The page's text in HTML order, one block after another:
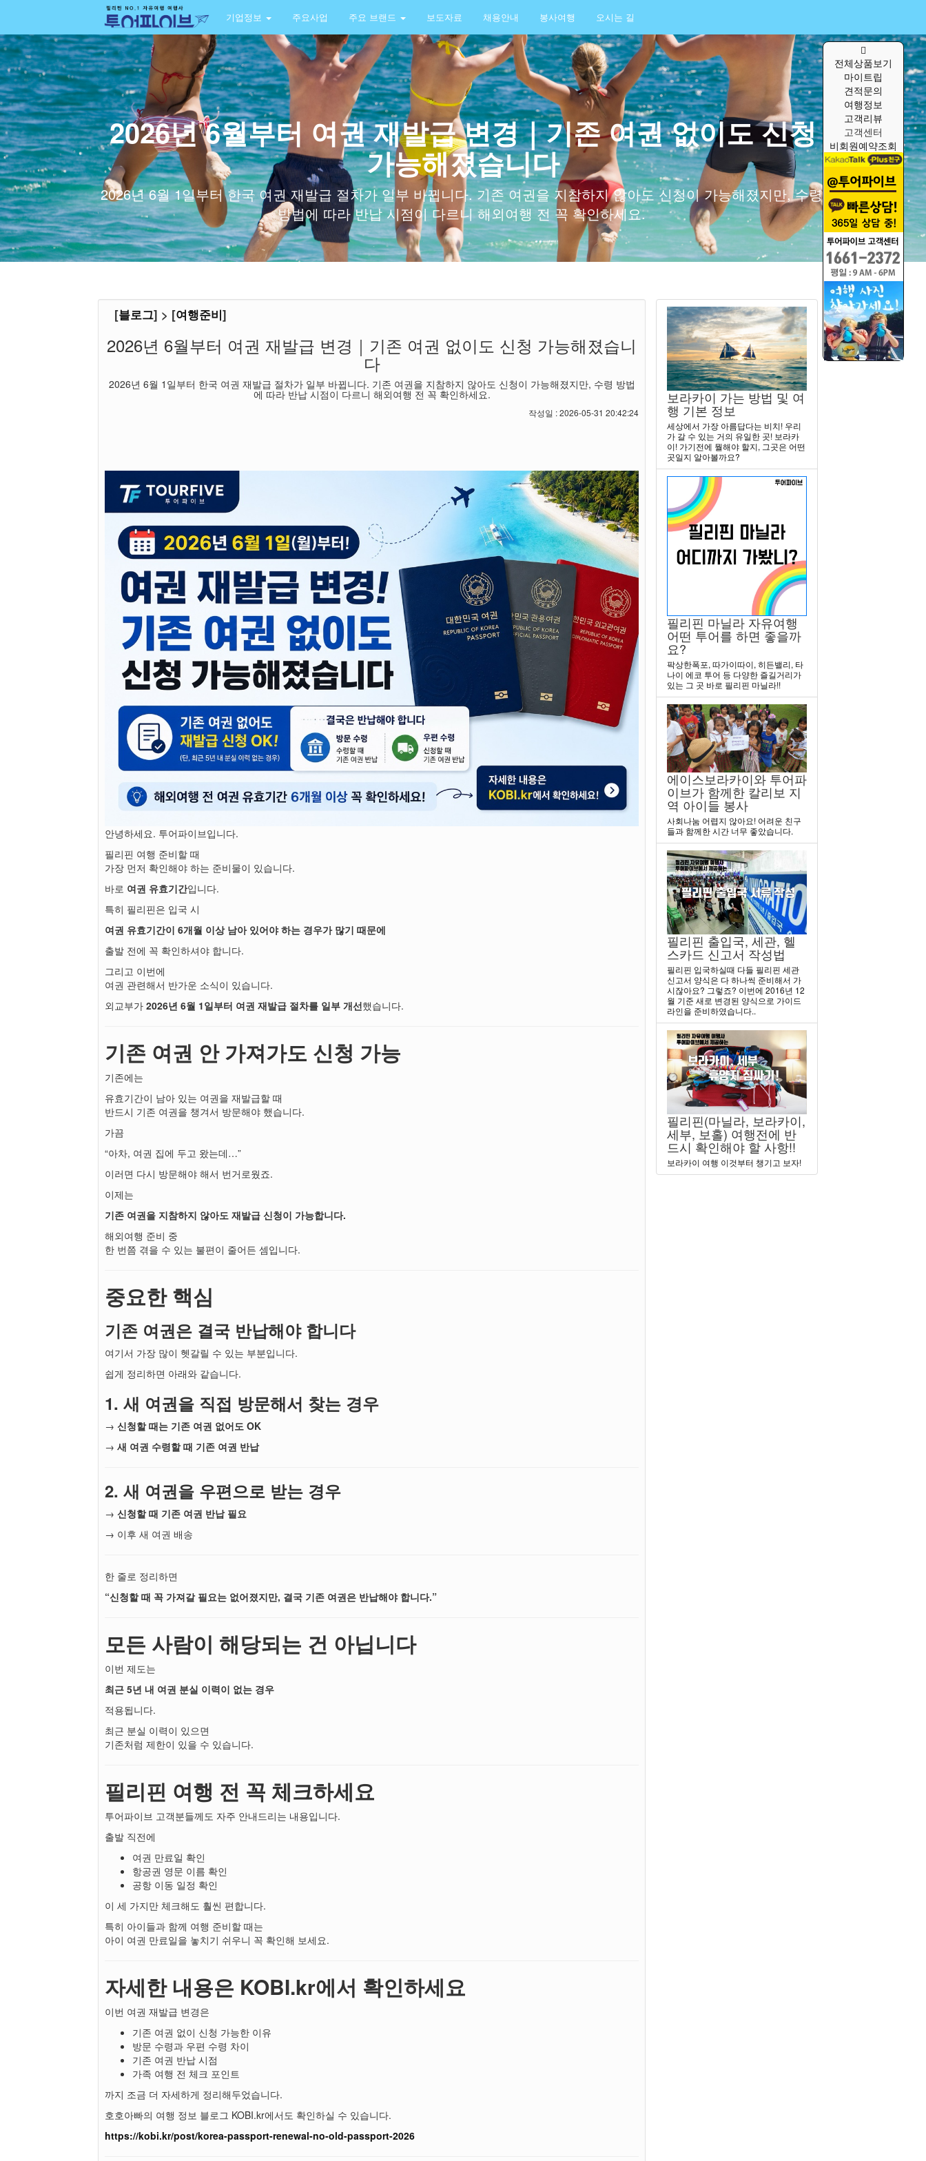
기업정보 주요사업 주요 브랜드 보도자료 채용안내 봉사여행 오시는 길
2026년 6월부터 여권 재발급 변경｜기존 여권 없이도 신청
가능해졌습니다
2026년 6월 1일부터 한국 여권 재발급 절차가 일부 바뀝니다. 기존 여권을 지참하지 않아도 신청이 가능해졌지만, 수령
방법에 따라 반납 시점이 다르니 해외여행 전 꼭 확인하세요.
[블로그] > [여행준비]
2026년 6월부터 여권 재발급 변경｜기존 여권 없이도 신청 가능해졌습니
다
2026년 6월 1일부터 한국 여권 재발급 절차가 일부 바뀝니다. 기존 여권을 지참하지 않아도 신청이 가능해졌지만, 수령 방법
에 따라 반납 시점이 다르니 해외여행 전 꼭 확인하세요.
작성일 : 2026-05-31 20:42:24
안녕하세요. 투어파이브입니다.
필리핀 여행 준비할 때
가장 먼저 확인해야 하는 준비물이 있습니다.
바로 여권 유효기간입니다.
특히 필리핀은 입국 시
여권 유효기간이 6개월 이상 남아 있어야 하는 경우가 많기 때문에
출발 전에 꼭 확인하셔야 합니다.
그리고 이번에
여권 관련해서 반가운 소식이 있습니다.
외교부가 2026년 6월 1일부터 여권 재발급 절차를 일부 개선했습니다.
기존 여권 안 가져가도 신청 가능
기존에는
유효기간이 남아 있는 여권을 재발급할 때
반드시 기존 여권을 챙겨서 방문해야 했습니다.
가끔
“아차, 여권 집에 두고 왔는데…”
이러면 다시 방문해야 해서 번거로웠죠.
이제는
기존 여권을 지참하지 않아도 재발급 신청이 가능합니다.
해외여행 준비 중
한 번쯤 겪을 수 있는 불편이 줄어든 셈입니다.
중요한 핵심
기존 여권은 결국 반납해야 합니다
여기서 가장 많이 헷갈릴 수 있는 부분입니다.
쉽게 정리하면 아래와 같습니다.
1. 새 여권을 직접 방문해서 찾는 경우
→ 신청할 때는 기존 여권 없어도 OK
→ 새 여권 수령할 때 기존 여권 반납
2. 새 여권을 우편으로 받는 경우
→ 신청할 때 기존 여권 반납 필요
→ 이후 새 여권 배송
한 줄로 정리하면
“신청할 때 꼭 가져갈 필요는 없어졌지만, 결국 기존 여권은 반납해야 합니다.”
모든 사람이 해당되는 건 아닙니다
이번 제도는
최근 5년 내 여권 분실 이력이 없는 경우
적용됩니다.
최근 분실 이력이 있으면
기존처럼 제한이 있을 수 있습니다.
필리핀 여행 전 꼭 체크하세요
투어파이브 고객분들께도 자주 안내드리는 내용입니다.
출발 직전에
여권 만료일 확인
항공권 영문 이름 확인
공항 이동 일정 확인
이 세 가지만 체크해도 훨씬 편합니다.
특히 아이들과 함께 여행 준비할 때는
아이 여권 만료일을 놓치기 쉬우니 꼭 확인해 보세요.
자세한 내용은 KOBI.kr에서 확인하세요
이번 여권 재발급 변경은
기존 여권 없이 신청 가능한 이유
방문 수령과 우편 수령 차이
기존 여권 반납 시점
가족 여행 전 체크 포인트
까지 조금 더 자세하게 정리해두었습니다.
호호아빠의 여행 정보 블로그 KOBI.kr에서도 확인하실 수 있습니다.
https://kobi.kr/post/korea-passport-renewal-no-old-passport-2026
보라카이 가는 방법 및 여
행 기본 정보
세상에서 가장 아름답다는 비치! 우리
가 갈 수 있는 거의 유일한 곳! 보라카
이! 가기전에 뭘해야 할지, 그곳은 어떤
곳일지 알아볼까요?
필리핀 마닐라 자유여행
어떤 투어를 하면 좋을까
요?
팍상한폭포, 따가이따이, 히든밸리, 타
나이 에코 투어 등 다양한 즐길거리가
있는 그 곳 바로 필리핀 마닐라!!
에이스보라카이와 투어파
이브가 함께한 칼리보 지
역 아이들 봉사
사회나눔 어렵지 않아요! 어려운 친구
들과 함께한 시간 너무 좋았습니다.
필리핀 출입국, 세관, 헬
스카드 신고서 작성법
필리핀 입국하실때 다들 필리핀 세관
신고서 양식은 다 하나씩 준비해서 가
시잖아요? 그렇죠? 이번에 2016년 12
월 기준 새로 변경된 양식으로 가이드
라인을 준비하였습니다..
필리핀(마닐라, 보라카이,
세부, 보홀) 여행전에 반
드시 확인해야 할 사항!!
보라카이 여행 이것부터 챙기고 보자!
전체상품보기
마이트립
견적문의
여행정보
고객리뷰
고객센터
비회원예약조회